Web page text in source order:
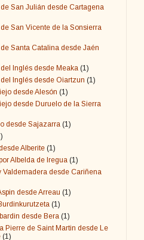
San Julián desde Cartagena
San Vicente de la Sonsierra
Santa Catalina desde Jaén
Inglés desde Meaka (1)
Inglés desde Oiartzun (1)
desde Alesón (1)
desde Duruelo de la Sierra
desde Sajazarra (1)
Alberite (1)
Albelda de Iregua (1)
Valdemadera desde Cariñena
desde Arreau (1)
(1)
desde Bera (1)
Pierre de Saint Martin desde Le
(1)